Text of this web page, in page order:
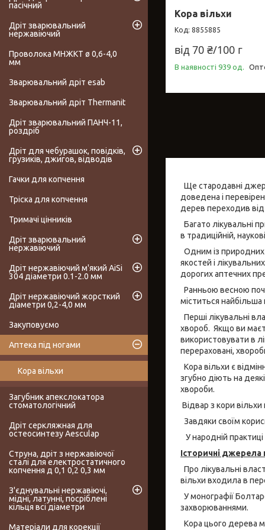
Кора вільхи
8855885
від 70 ₴/100 г
В наявності 939 од.
Ще стародавні
доведена і
дерев переходив
Багато лікувальні
в традиційній,
Одним із природних
якостей і
дорогих аптечних
Ранньою весною
міститься найбільша
Перші лікувальні
хвороб. Якщо ви
використовувати в
перераховані,
Кора вільхи є
згубно діють на
хвороби.
Відвар з кори
Завдяки своїм
У народній
Історичні джерела
Про лікувальні
вільхи входила в
У монографії
захворюваннями.
Кора цього дерева
пасічний
Дріт зварювальний
нержавіючий
Проволока МНЖКТ ø 0,6-4,0
мм
Зварювальний дріт esab
Зварювальний дріт Thermanit
Дріт зварювальний ПАНЧ-11,
роздріб
Дріт для чебурашок, повідків,
грузиків, джигов, відводів
Гачки для копчення
Тріска для копчення
Тримачі цінників
Дріт зварювальний
нержавіючий
Дріт нержавіючий м'який AiSi
304 діаметри 0.1-2.0 мм
Дріт нержавіючий жорсткий
діаметри 0,2-4,0 мм
Закуповуємо
Аптека під ногами
Кора вільхи
Загубник апекслокатора
стоматологічний
Дріт серкляжная для
остеосинтезу Aesculap
Струна, дріт з нержавіючої
сталі для електростатичного
копчення д 0,1 0,2 0,3 мм
З'єднувальні нержавіючі,
мідні, латунні, посріблені
кільця всі діаметри
Матеріали для корекції